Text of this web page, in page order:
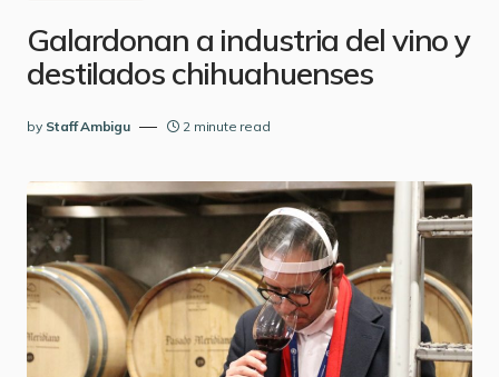
Galardonan a industria del vino y
destilados chihuahuenses
by Staff Ambigu 2 minute read